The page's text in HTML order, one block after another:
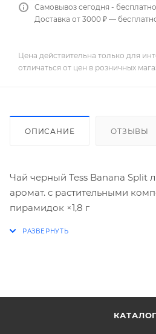
Самовывоз сегодня - бесплатно
Доставка от 3000 ₽ —
Цена действительна только для
отличаться от цен в розничных
ОПИСАНИЕ ОТЗЫВЫ
Чай черный Tess Banana Split
аромат. с растительными
пирамидок ×1,8 г
КАТАЛОГ